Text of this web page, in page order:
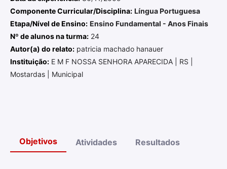
Componente Curricular/Disciplina: Língua Portuguesa
Etapa/Nível de Ensino: Ensino Fundamental - Anos Finais
Nº de alunos na turma: 24
Autor(a) do relato: patricia machado hanauer
Instituição: E M F NOSSA SENHORA APARECIDA | RS |
Mostardas | Municipal
Objetivos Atividades Resultados